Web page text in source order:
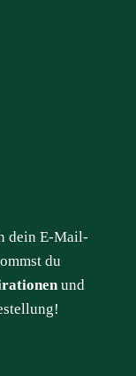
dein E-Mail-
du
und